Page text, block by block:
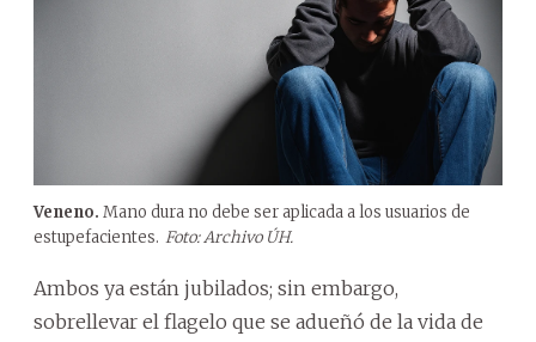
Veneno. Mano dura no debe ser aplicada a los usuarios de
estupefacientes. Foto: Archivo ÚH.
Ambos ya están jubilados; sin embargo,
sobrellevar el flagelo que se adueñó de la vida de